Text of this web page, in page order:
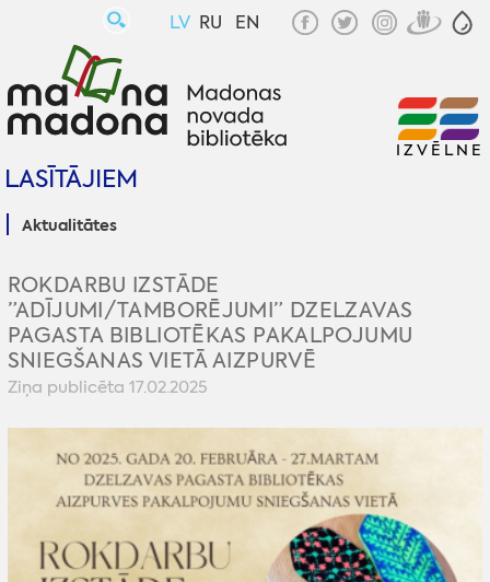
LV RU EN
LASĪTĀJIEM
Aktualitātes
IZVĒLNE
ROKDARBU IZSTĀDE
”ADĪJUMI/TAMBORĒJUMI” DZELZAVAS
PAGASTA BIBLIOTĒKAS PAKALPOJUMU
SNIEGŠANAS VIETĀ AIZPURVĒ
Ziņa publicēta 17.02.2025